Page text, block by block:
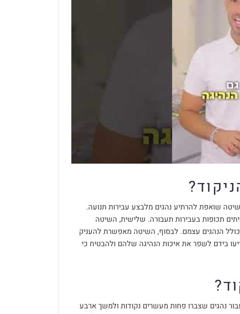
שואפת להרתיע נהגים מלבצע עבירות תנועה.
תכופות בעבירות תעבורה. שלישית, השיטה
הנהגים עצמם. לבסוף, השיטה מאפשרת להעניק
בידם לשפר את איכות הנהיגה שלהם ולהבטיח כי
נהגים שצברו פחות מעשרים נקודות ולמשך ארבע